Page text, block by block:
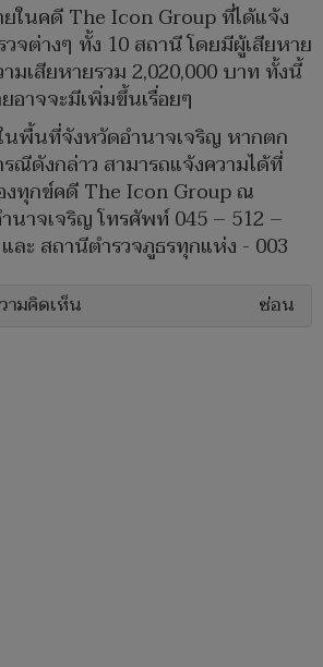
ในคดี The Icon Group ที่ได้แจ้ง
จต่างๆ ทั้ง 10 สถานี โดยมีผู้เสียหาย
มเสียหายรวม 2,020,000 บาท ทั้งนี้
อาจจะมีเพิ่มขึ้นเรื่อยๆ
นพื้นที่จังหวัดอำนาจเจริญ หากตก
ณีดังกล่าว สามารถแจ้งความได้ที่
งทุกข์คดี The Icon Group ณ
นาจเจริญ โทรศัพท์ 045 – 512 –
ละ สถานีตำรวจภูธรทุกแห่ง - 003
ามคิดเห็น ซ่อน